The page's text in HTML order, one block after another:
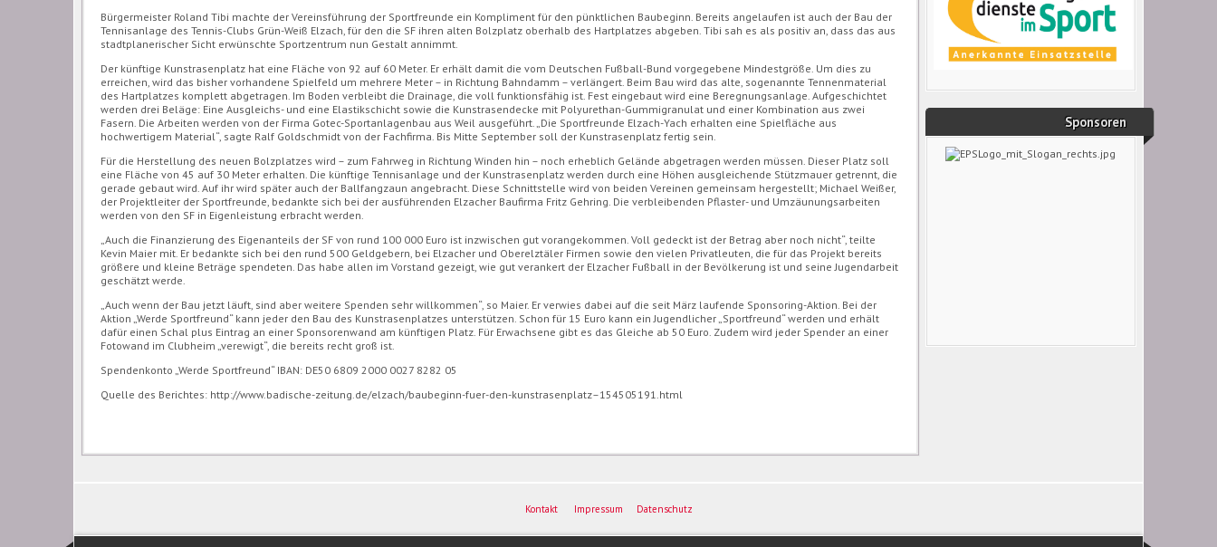
Bürgermeister Roland Tibi machte der Vereinsführung der Sportfreunde ein Kompliment für den pünktlichen Baubeginn. Bereits angelaufen ist auch der Bau der
Tennisanlage des Tennis-Clubs Grün-Weiß Elzach, für den die SF ihren alten Bolzplatz oberhalb des Hartplatzes abgeben. Tibi sah es als positiv an, dass das aus
stadtplanerischer Sicht erwünschte Sportzentrum nun Gestalt annimmt.
Der künftige Kunstrasenplatz hat eine Fläche von 92 auf 60 Meter. Er erhält damit die vom Deutschen Fußball-Bund vorgegebene Mindestgröße. Um dies zu
erreichen, wird das bisher vorhandene Spielfeld um mehrere Meter – in Richtung Bahndamm – verlängert. Beim Bau wird das alte, sogenannte Tennenmaterial
des Hartplatzes komplett abgetragen. Im Boden verbleibt die Drainage, die voll funktionsfähig ist. Fest eingebaut wird eine Beregnungsanlage. Aufgeschichtet
werden drei Beläge: Eine Ausgleichs- und eine Elastikschicht sowie die Kunstrasendecke mit Polyurethan-Gummigranulat und einer Kombination aus zwei
Fasern. Die Arbeiten werden von der Firma Gotec-Sportanlagenbau aus Weil ausgeführt. „Die Sportfreunde Elzach-Yach erhalten eine Spielfläche aus
hochwertigem Material“, sagte Ralf Goldschmidt von der Fachfirma. Bis Mitte September soll der Kunstrasenplatz fertig sein.
Für die Herstellung des neuen Bolzplatzes wird – zum Fahrweg in Richtung Winden hin – noch erheblich Gelände abgetragen werden müssen. Dieser Platz soll
eine Fläche von 45 auf 30 Meter erhalten. Die künftige Tennisanlage und der Kunstrasenplatz werden durch eine Höhen ausgleichende Stützmauer getrennt, die
gerade gebaut wird. Auf ihr wird später auch der Ballfangzaun angebracht. Diese Schnittstelle wird von beiden Vereinen gemeinsam hergestellt; Michael Weißer,
der Projektleiter der Sportfreunde, bedankte sich bei der ausführenden Elzacher Baufirma Fritz Gehring. Die verbleibenden Pflaster- und Umzäunungsarbeiten
werden von den SF in Eigenleistung erbracht werden.
„Auch die Finanzierung des Eigenanteils der SF von rund 100 000 Euro ist inzwischen gut vorangekommen. Voll gedeckt ist der Betrag aber noch nicht“, teilte
Kevin Maier mit. Er bedankte sich bei den rund 500 Geldgebern, bei Elzacher und Oberelztäler Firmen sowie den vielen Privatleuten, die für das Projekt bereits
größere und kleine Beträge spendeten. Das habe allen im Vorstand gezeigt, wie gut verankert der Elzacher Fußball in der Bevölkerung ist und seine Jugendarbeit
geschätzt werde.
„Auch wenn der Bau jetzt läuft, sind aber weitere Spenden sehr willkommen“, so Maier. Er verwies dabei auf die seit März laufende Sponsoring-Aktion. Bei der
Aktion „Werde Sportfreund“ kann jeder den Bau des Kunstrasenplatzes unterstützen. Schon für 15 Euro kann ein Jugendlicher „Sportfreund“ werden und erhält
dafür einen Schal plus Eintrag an einer Sponsorenwand am künftigen Platz. Für Erwachsene gibt es das Gleiche ab 50 Euro. Zudem wird jeder Spender an einer
Fotowand im Clubheim „verewigt“, die bereits recht groß ist.
Spendenkonto „Werde Sportfreund“ IBAN: DE50 6809 2000 0027 8282 05
Quelle des Berichtes: http://www.badische-zeitung.de/elzach/baubeginn-fuer-den-kunstrasenplatz–154505191.html
Sponsoren
Kontakt Impressum Datenschutz